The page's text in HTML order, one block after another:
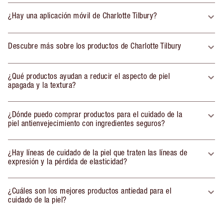
¿Hay una aplicación móvil de Charlotte Tilbury?
Descubre más sobre los productos de Charlotte Tilbury
¿Qué productos ayudan a reducir el aspecto de piel
apagada y la textura?
¿Dónde puedo comprar productos para el cuidado de la
piel antienvejecimiento con ingredientes seguros?
¿Hay líneas de cuidado de la piel que traten las líneas de
expresión y la pérdida de elasticidad?
¿Cuáles son los mejores productos antiedad para el
cuidado de la piel?